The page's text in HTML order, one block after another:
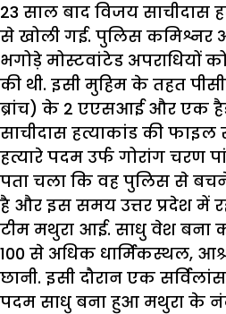
23 साल बाद विजय साचीदास
से खोली गई. पुलिस कमिश्नर
भगोड़े मोस्टवांटेड अपराधियों
की थी. इसी मुहिम के तहत
ब्रांच) के 2 एएसआई और एक
साचीदास हत्याकांड की फाइल
हत्यारे पदम उर्फ गोरांग चरण
पता चला कि वह पुलिस से
है और इस समय उत्तर प्रदेश में
टीम मथुरा आई. साधु वेश बना
100 से अधिक धार्मिकस्थल,
छानी. इसी दौरान एक
पदम साधु बना हुआ मथुरा के